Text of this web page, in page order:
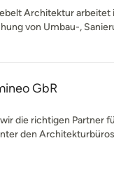
Architektur arbeitet
von Umbau-,
GbR
die richtigen Partner
den